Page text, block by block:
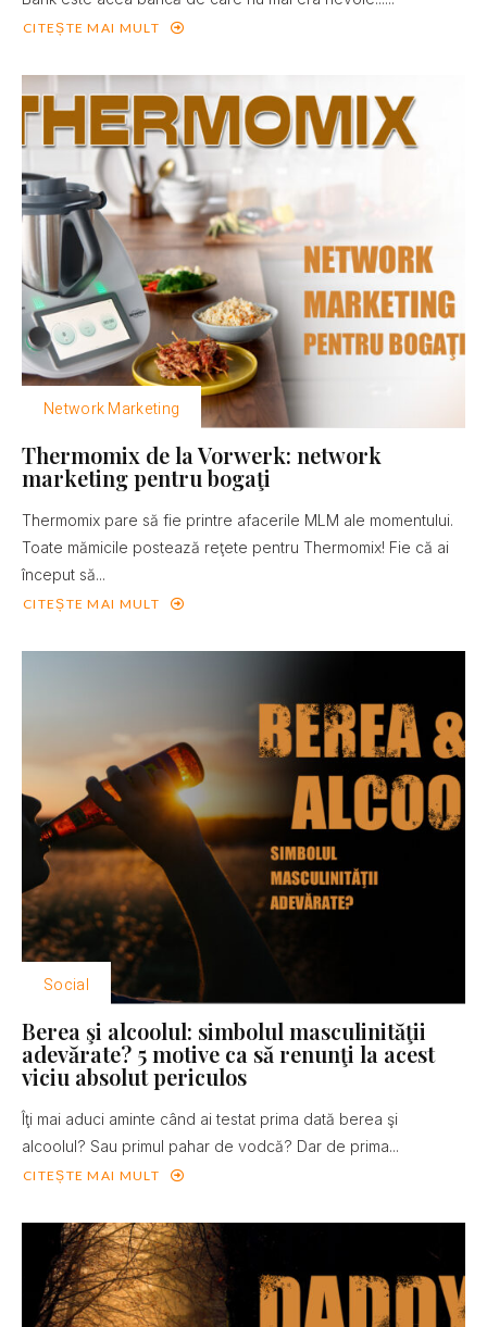
CITEȘTE MAI MULT
Network Marketing
Thermomix de la Vorwerk: network
marketing pentru bogaţi
Thermomix pare să fie printre afacerile MLM ale momentului.
Toate mămicile postează reţete pentru Thermomix! Fie că ai
început să...
CITEȘTE MAI MULT
Social
Berea şi alcoolul: simbolul masculinităţii
adevărate? 5 motive ca să renunţi la acest
viciu absolut periculos
Îţi mai aduci aminte când ai testat prima dată berea şi
alcoolul? Sau primul pahar de vodcă? Dar de prima...
CITEȘTE MAI MULT